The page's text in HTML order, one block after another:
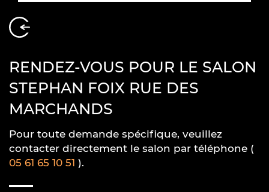
RENDEZ-VOUS POUR LE SALON
STEPHAN FOIX RUE DES
MARCHANDS
Pour toute demande spécifique, veuillez
contacter directement le salon par téléphone (
05 61 65 10 51 ).